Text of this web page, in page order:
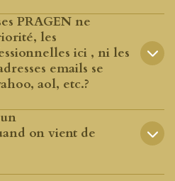
PRAGEN ne
les
ici , ni les
emails se
aol, etc.?
on vient de